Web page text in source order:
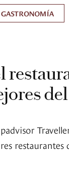
GASTRONOMÍA
restaurantes